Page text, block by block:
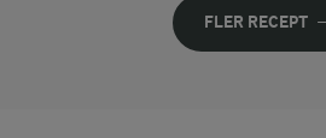
FLER RECEPT